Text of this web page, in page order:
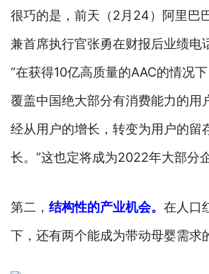
很巧的是，前天（2月24）阿里巴
兼首席执行官张勇在财报后业绩电
“在获得10亿高质量的AAC的情况
覆盖中国绝大部分有消费能力的用
经从用户的增长，转变为用户的留
长。”这也定将成为2022年大部分
第二， 结构性的产业机会。 在人口
下，还有两个能成为带动母婴需求